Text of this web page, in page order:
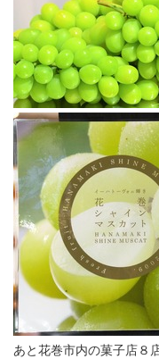
あと花巻市内の菓子店８